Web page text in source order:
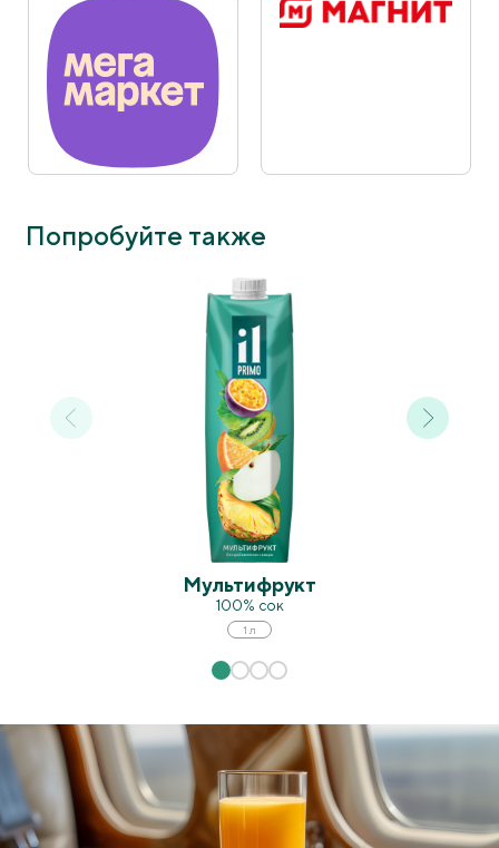
Попробуйте также
Мультифрукт
100% сок
1 л